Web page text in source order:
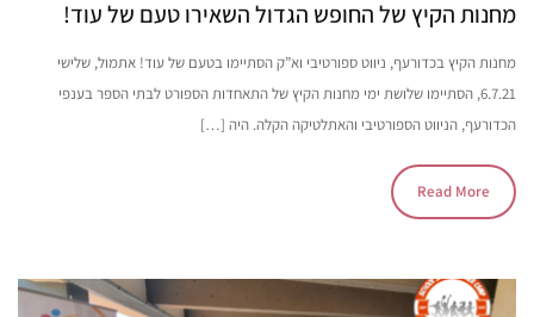
מחנות הקיץ של החופש הגדול השאירו טעם של עוד!
מחנות הקיץ בכדורעף, ניווט ספורטיבי וא”ק הסתיימו בטעם של עוד! אתמול, שלישי
6.7.21, הסתיימו שלושת ימי מחנות הקיץ של התאחדות הספורט לבתי הספר בענפי
הכדורעף, הניווט הספורטיבי והאתלטיקה הקלה. היה […]
Read More